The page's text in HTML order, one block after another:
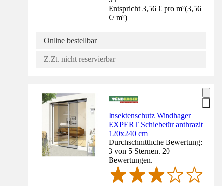
Entspricht 3,56 € pro m²(3,56
€/ m²)
Online bestellbar
Z.Zt. nicht reservierbar
Insektenschutz Windhager
EXPERT Schiebetür anthrazit
120x240 cm
Durchschnittliche Bewertung:
3 von 5 Sternen. 20
Bewertungen.